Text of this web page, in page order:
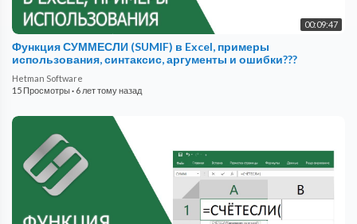
00:09:47
Функция СУММЕСЛИ (SUMIF) в Excel, примеры
использования, синтаксис, аргументы и ошибки???
Hetman Software
15 Просмотры· 6 лет тому назад